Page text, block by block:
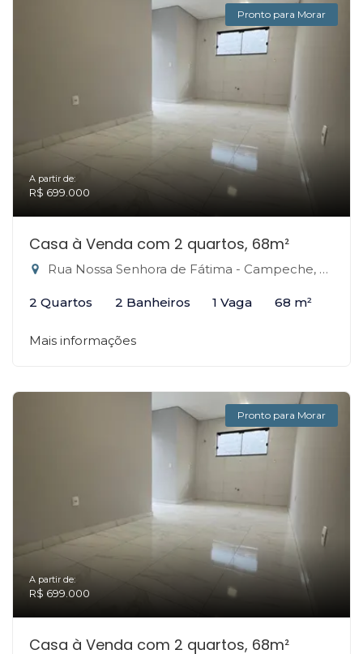
Pronto para Morar
A partir de:
R$ 699.000
Casa à Venda com 2 quartos, 68m²
Rua Nossa Senhora de Fátima - Campeche, Florianópolis-SC
2 Quartos 2 Banheiros 1 Vaga 68 m²
Mais informações
Pronto para Morar
A partir de:
R$ 699.000
Casa à Venda com 2 quartos, 68m²